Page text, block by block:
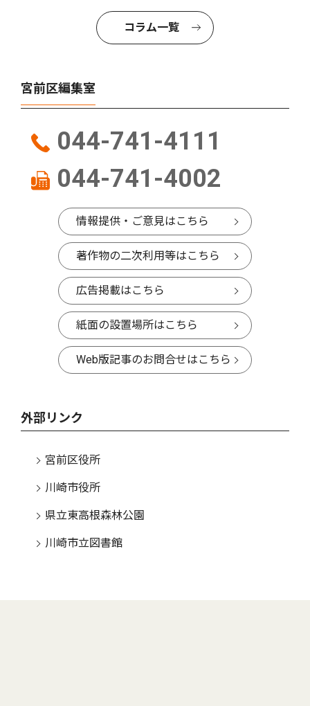
コラム一覧
宮前区編集室
044-741-4111
044-741-4002
情報提供・ご意見はこちら
著作物の二次利用等はこちら
広告掲載はこちら
紙面の設置場所はこちら
Web版記事のお問合せはこちら
外部リンク
宮前区役所
川崎市役所
県立東高根森林公園
川崎市立図書館